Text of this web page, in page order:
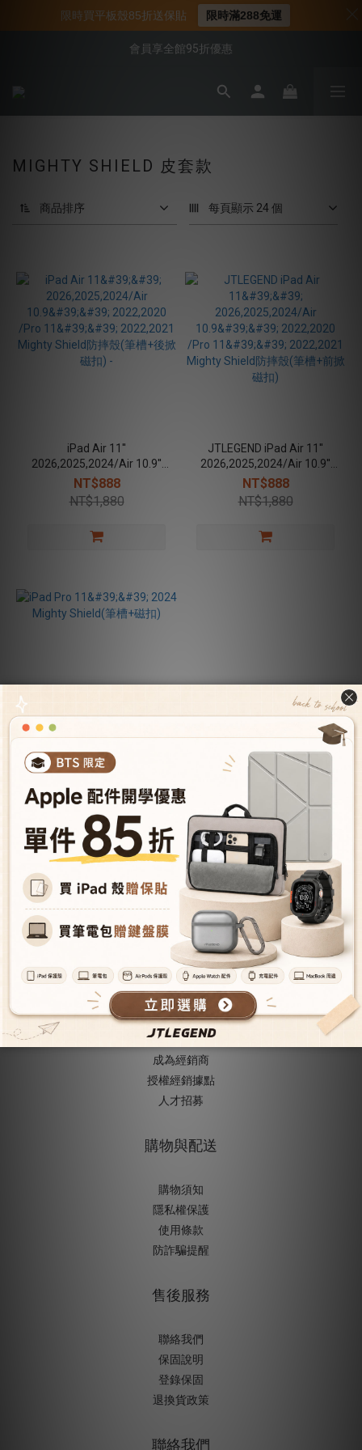
📍新客首購現折$50｜加入會員立即領取
📌年中下殺 手機殼3折起
會員享全館95折優惠
📍新客首購現折$50｜加入會員立即領取
MIGHTY SHIELD 皮套款
商品排序 每頁顯示 24 個
iPad Air 11''
2026,2025,2024/Air 10.9''
2022,2020 /Pro 11''
2022,2021 Mighty Shield防
摔殼(筆槽+後掀磁扣) -
NT$888
NT$1,880
JTLEGEND iPad Air 11''
2026,2025,2024/Air 10.9''
2022,2020 /Pro 11''
2022,2021 Mighty Shield防
摔殼(筆槽+前掀磁扣)
NT$888
NT$1,880
iPad Pro 11'' 2024 Mighty
NT$888
NT$1,980
關於我們
關於JTLEGEND
成為VIP會員
型號導覽
會員推薦機制
成為經銷商
授權經銷據點
人才招募
購物與配送
購物須知
隱私權保護
使用條款
防詐騙提醒
售後服務
聯絡我們
保固說明
登錄保固
退換貨政策
聯絡我們
限時買平板殼85折送保貼 限時滿288免運